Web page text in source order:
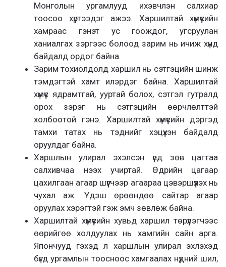
Монголын ургамлууд ихэвчлэн салхиар
тоосоо хүртээдэг ажээ. Харшилтай хүмүүсийн
хамраас гэнэт ус гоождог, угсруулан
ханиалгах зэргээс болоод зарим нь ичиж хүнд
байдалд ордог байна.
Зарим тохиолдолд харшил нь сэтгэцийн шинж
тэмдэгтэй хамт илэрдэг байна. Харшилтай
хүмүүс ядрамтгай, ууртай болох, сэтгэл гутралд
орох зэрэг нь сэтгэцийн өөрчлөлттэй
холбоотой гэнэ. Харшилтай хүмүүсийн дэргэд
тамхи татах нь тэднийг хэцүүхэн байдалд
оруулдаг байна.
Харшлын улирал эхэлсэн үед зөв цагтаа
салхивчаа нээх учиртай. Өдрийн цагаар
цахилгаан агаар шүүгчээр агаараа цэвэршүүлэх нь
чухал аж. Үдэш өрөөндөө сайтар агаар
оруулах хэрэгтэй гэж эмч зөвлөж байна.
Харшилтай хүмүүсийн хувьд харшил төрүүлэгчээс
өөрийгөө холдуулах нь хамгийн сайн арга.
Япончууд гэхэд л харшлын улирал эхлэхэд
бүгд ургамлын тоосноос хамгаалах нүдний шил,